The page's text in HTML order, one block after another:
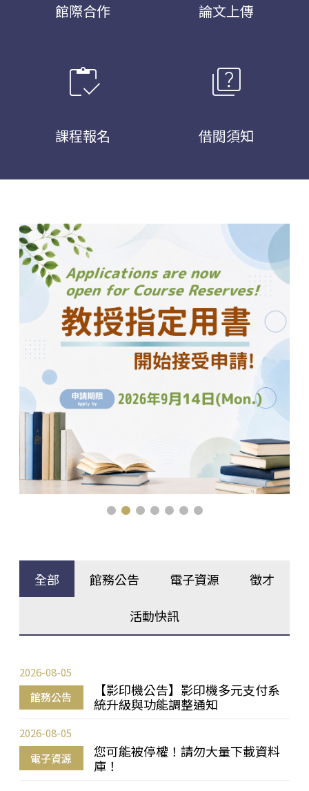
館際合作 論文上傳
inventory
課程報名
quiz
借閱須知
全部 館務公告 電子資源 徵才
活動快訊
館務公告
【影印機公告】影印機多元支付系
統升級與功能調整通知
2026-08-05
電子資源
您可能被停權！請勿大量下載資料
庫！
2026-08-05